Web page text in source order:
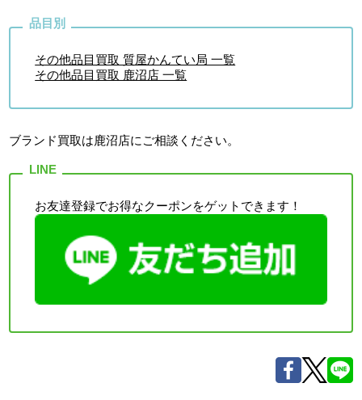
その他品目買取 質屋かんてい局 一覧
その他品目買取 鹿沼店 一覧
ブランド買取は鹿沼店にご相談ください。
お友達登録でお得なクーポンをゲットできます！